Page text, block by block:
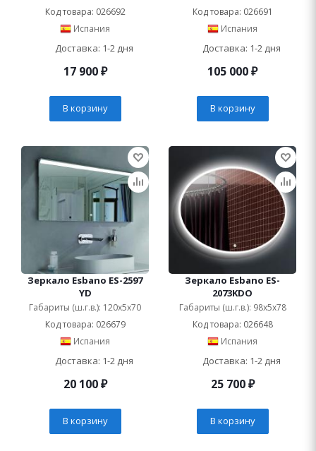
Код товара: 026692
Испания
Доставка: 1-2 дня
17 900₽
В корзину
Код товара: 026691
Испания
Доставка: 1-2 дня
105 000₽
В корзину
Зеркало Esbano ES-2597
YD
Габариты (ш.г.в.): 120x5x70
Код товара: 026679
Испания
Доставка: 1-2 дня
20 100₽
В корзину
Зеркало Esbano ES-
2073KDO
Габариты (ш.г.в.): 98x5x78
Код товара: 026648
Испания
Доставка: 1-2 дня
25 700₽
В корзину